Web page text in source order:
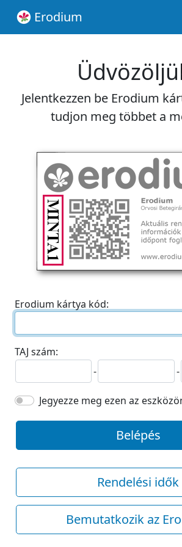
Erodium
Jelentkezzen be Erodium
tudjon meg többet a
Erodium kártya kód:
TAJ szám:
-
-
Jegyezze meg ezen az
Belépés
Rendelési idők
Bemutatkozik az